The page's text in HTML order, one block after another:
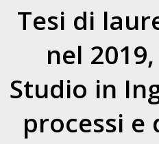
Tesi di
nel
Studio in
processi e